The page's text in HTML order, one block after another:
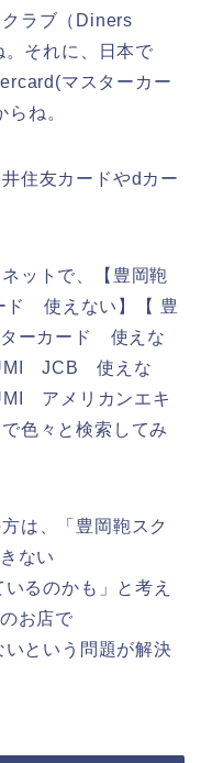
ラブ（Diners
それに、日本で
マスターカー
ね。
住友カードやdカー
ットで、【豊岡鞄
ド 使えない】【 豊
ーカード 使えな
UMI JCB 使えな
アメリカンエキ
色々と検索してみ
は、「豊岡鞄スク
ない
るのかも」と考え
お店で
という問題が解決